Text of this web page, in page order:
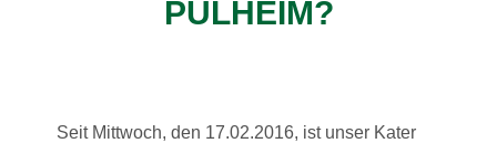
PULHEIM?
Seit Mittwoch, den 17.02.2016, ist unser Kater